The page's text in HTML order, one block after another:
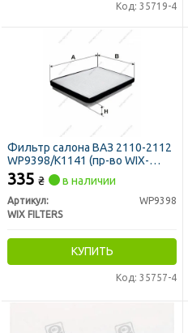
Код: 35719-4
Фильтр салона ВАЗ 2110-2112
WP9398/K1141 (пр-во WIX-
Filtron)
335 ₴ в наличии
Артикул:
WP9398
WIX FILTERS
КУПИТЬ
Код: 35757-4